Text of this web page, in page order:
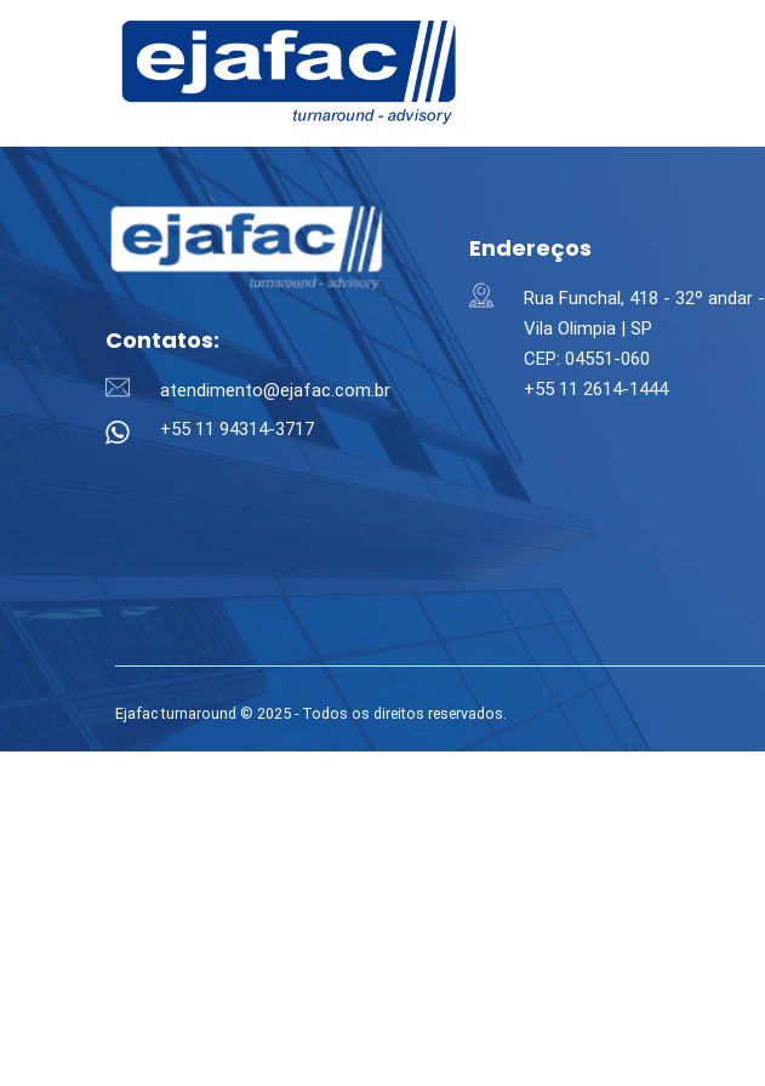
Contatos:
atendimento@ejafac.com.br
+55 11 94314-3717
Endereços
Rua Funchal, 418 - 32º andar -
Vila Olimpia | SP
CEP: 04551-060
+55 11 2614-1444
Ejafac turnaround © 2025 - Todos os direitos reservados.